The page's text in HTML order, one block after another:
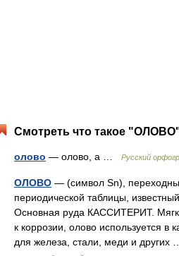
Смотреть что такое
олово — олово, а … Русский
ОЛОВО — (символ Sn),
периодической таблицы,
Основная руда КАССИТЕРИТ.
к коррозии, олово используется в
для железа, стали, меди и других